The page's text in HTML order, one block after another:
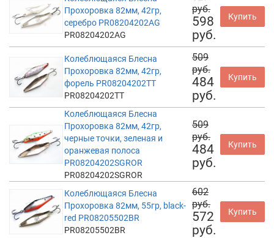
Прохоровка 82мм, 42гр,
серебро PR08204202AG
PR08204202AG
руб.
598
руб.
Купить
Колеблющаяся Блесна
Прохоровка 82мм, 42гр,
форель PR08204202TT
PR08204202TT
509
руб.
484
руб.
Купить
Колеблющаяся Блесна
Прохоровка 82мм, 42гр,
черные точки, зеленая и
оранжевая полоса
PR08204202SGROR
PR08204202SGROR
509
руб.
484
руб.
Купить
Колеблющаяся Блесна
Прохоровка 82мм, 55гр, black-
red PR08205502BR
PR08205502BR
602
руб.
572
руб.
Купить